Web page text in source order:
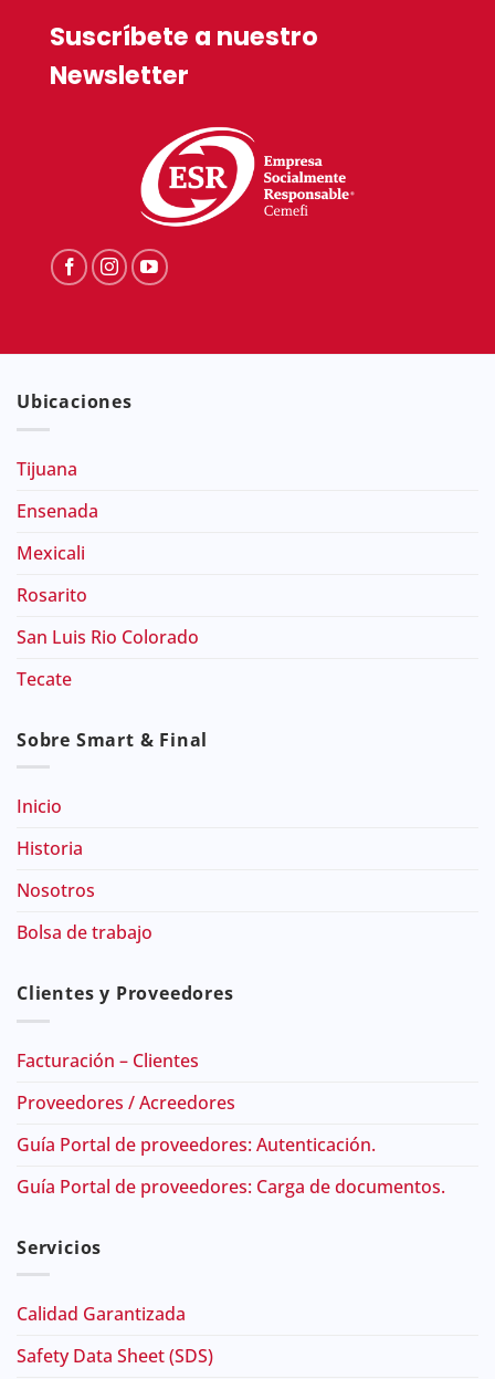
Suscríbete a nuestro
Newsletter
Ubicaciones
Tijuana
Ensenada
Mexicali
Rosarito
San Luis Rio Colorado
Tecate
Sobre Smart & Final
Inicio
Historia
Nosotros
Bolsa de trabajo
Clientes y Proveedores
Facturación – Clientes
Proveedores / Acreedores
Guía Portal de proveedores: Autenticación.
Guía Portal de proveedores: Carga de documentos.
Servicios
Calidad Garantizada
Safety Data Sheet (SDS)